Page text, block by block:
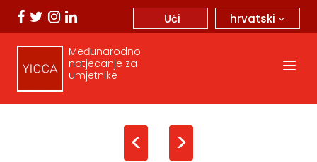
hrvatski
Ući
Međunarodno
natjecanje za
umjetnike
< >